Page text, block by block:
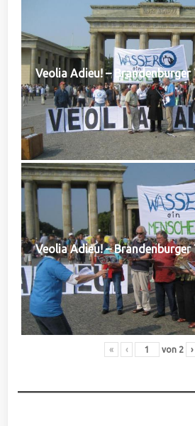
Veolia Adieu! –
Veolia Adieu! –
« ‹ von 2 ›